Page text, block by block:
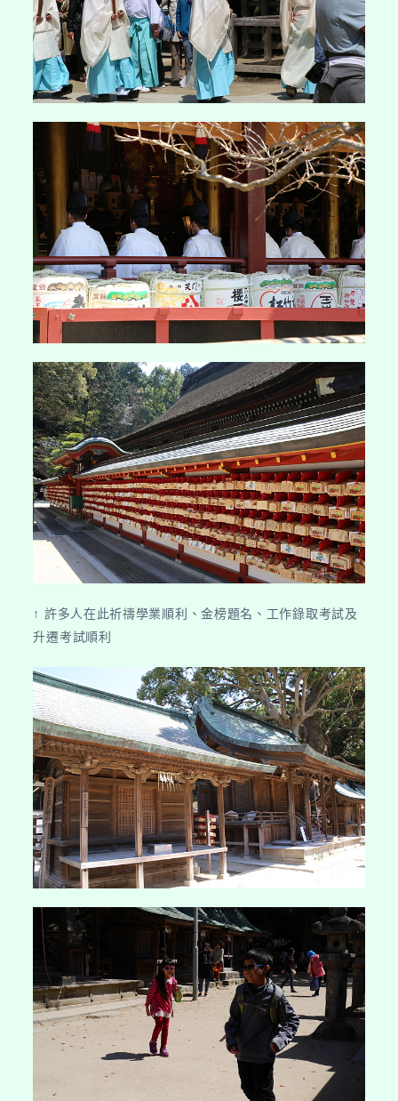
↑ 許多人在此祈禱學業順利、金榜題名、工作錄取考試及
升遷考試順利